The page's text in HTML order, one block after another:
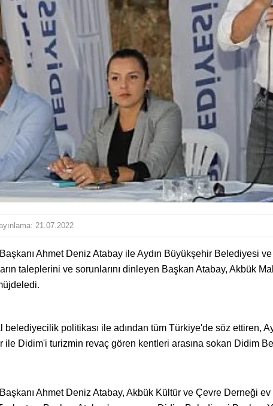
21.07.2022
Ahmet Deniz Atabay ile Aydın Büyükşehir Belediyesi
taleplerini ve sorunlarını dinleyen Başkan Atabay, Akbük
belediyecilik politikası ile adından tüm Türkiye'de söz ettiren,
Didim'i turizmin revaç gören kentleri arasına sokan Didim
Ahmet Deniz Atabay, Akbük Kültür ve Çevre Derneği